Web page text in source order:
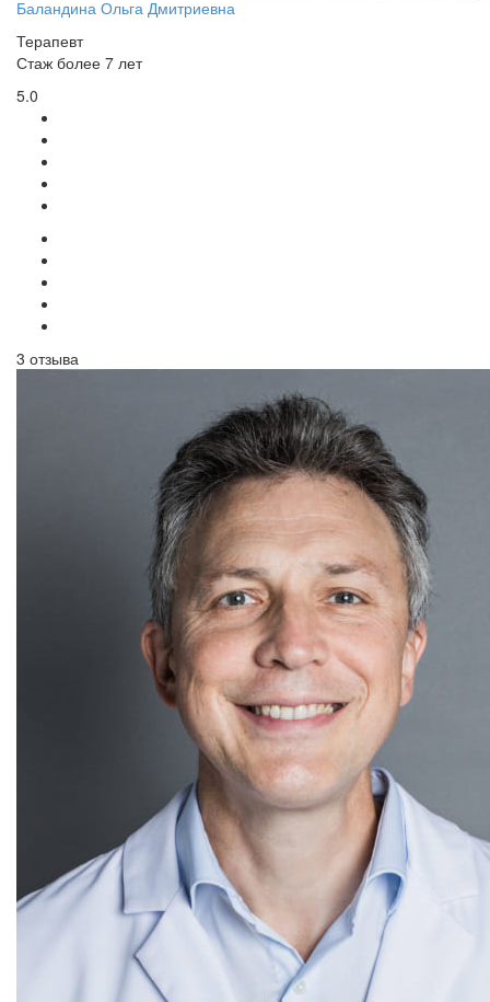
Баландина Ольга Дмитриевна
Терапевт
Стаж более 7 лет
5.0
3 отзыва